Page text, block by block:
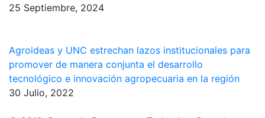
25 Septiembre, 2024
Agroideas y UNC estrechan lazos institucionales para
promover de manera conjunta el desarrollo
tecnológico e innovación agropecuaria en la región
30 Julio, 2022